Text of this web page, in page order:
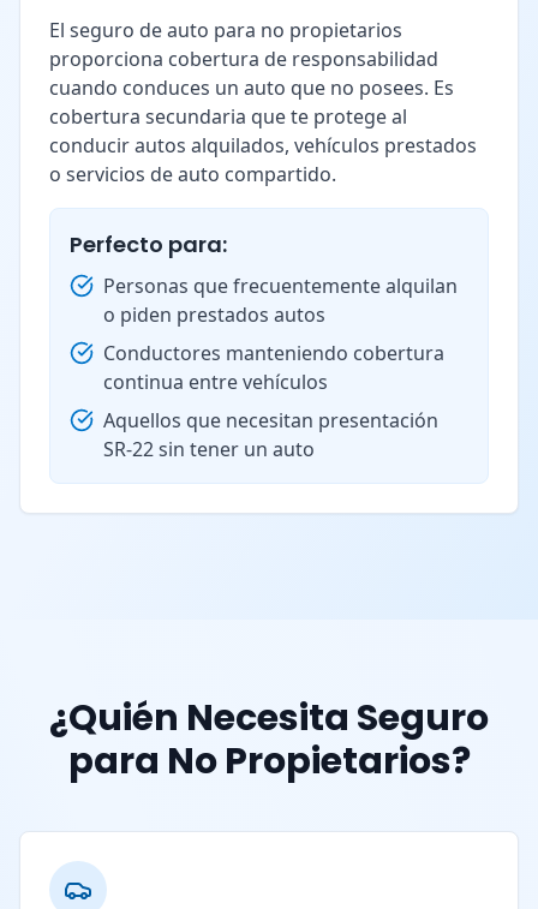
El seguro de auto para no propietarios
proporciona cobertura de responsabilidad
cuando conduces un auto que no posees. Es
cobertura secundaria que te protege al
conducir autos alquilados, vehículos prestados
o servicios de auto compartido.
Perfecto para:
Personas que frecuentemente alquilan
o piden prestados autos
Conductores manteniendo cobertura
continua entre vehículos
Aquellos que necesitan presentación
SR-22 sin tener un auto
¿Quién Necesita Seguro
para No Propietarios?